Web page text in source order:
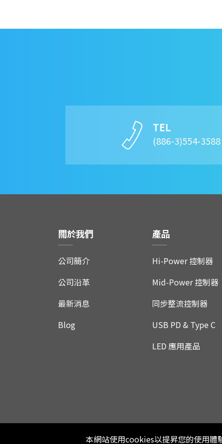
TEL
(886-3)554-3588
關於我們
公司簡介
公司沿革
最新消息
Blog
產品
Hi-Power 控制器
Mid-Power 控制器
同步整流控制器
USB PD & Type C
LED 應用產品
本網站使用cookies以提昇您的使用體